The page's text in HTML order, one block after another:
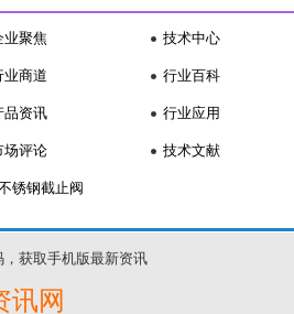
业聚焦
业商道
品资讯
场评论
技术中心
行业百科
行业应用
技术文献
锈钢截止阀
，获取手机版最新资讯
讯网